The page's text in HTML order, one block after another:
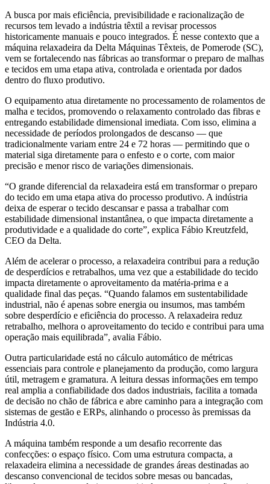
A busca por mais eficiência, previsibilidade e racionalização de
recursos tem levado a indústria têxtil a revisar processos
historicamente manuais e pouco integrados. É nesse contexto que a
máquina relaxadeira da Delta Máquinas Têxteis, de Pomerode (SC),
vem se fortalecendo nas fábricas ao transformar o preparo de malhas
e tecidos em uma etapa ativa, controlada e orientada por dados
dentro do fluxo produtivo.
O equipamento atua diretamente no processamento de rolamentos de
malha e tecidos, promovendo o relaxamento controlado das fibras e
entregando estabilidade dimensional imediata. Com isso, elimina a
necessidade de períodos prolongados de descanso — que
tradicionalmente variam entre 24 e 72 horas — permitindo que o
material siga diretamente para o enfesto e o corte, com maior
precisão e menor risco de variações dimensionais.
“O grande diferencial da relaxadeira está em transformar o preparo
do tecido em uma etapa ativa do processo produtivo. A indústria
deixa de esperar o tecido descansar e passa a trabalhar com
estabilidade dimensional instantânea, o que impacta diretamente a
produtividade e a qualidade do corte”, explica Fábio Kreutzfeld,
CEO da Delta.
Além de acelerar o processo, a relaxadeira contribui para a redução
de desperdícios e retrabalhos, uma vez que a estabilidade do tecido
impacta diretamente o aproveitamento da matéria-prima e a
qualidade final das peças. “Quando falamos em sustentabilidade
industrial, não é apenas sobre energia ou insumos, mas também
sobre desperdício e eficiência do processo. A relaxadeira reduz
retrabalho, melhora o aproveitamento do tecido e contribui para uma
operação mais equilibrada”, avalia Fábio.
Outra particularidade está no cálculo automático de métricas
essenciais para controle e planejamento da produção, como largura
útil, metragem e gramatura. A leitura dessas informações em tempo
real amplia a confiabilidade dos dados industriais, facilita a tomada
de decisão no chão de fábrica e abre caminho para a integração com
sistemas de gestão e ERPs, alinhando o processo às premissas da
Indústria 4.0.
A máquina também responde a um desafio recorrente das
confecções: o espaço físico. Com uma estrutura compacta, a
relaxadeira elimina a necessidade de grandes áreas destinadas ao
descanso convencional de tecidos sobre mesas ou bancadas,